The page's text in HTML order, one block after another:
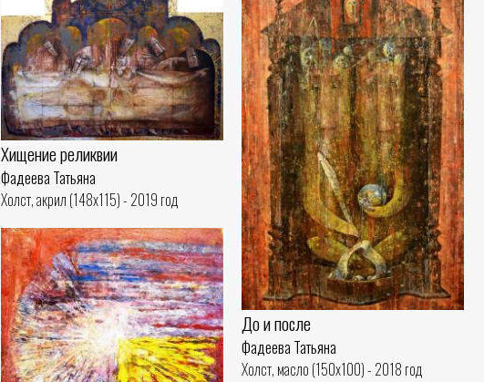
Хищение реликвии
Фадеева Татьяна
Холст, акрил (148x115) - 2019 год
До и после
Фадеева Татьяна
Холст, масло (150x100) - 2018 год